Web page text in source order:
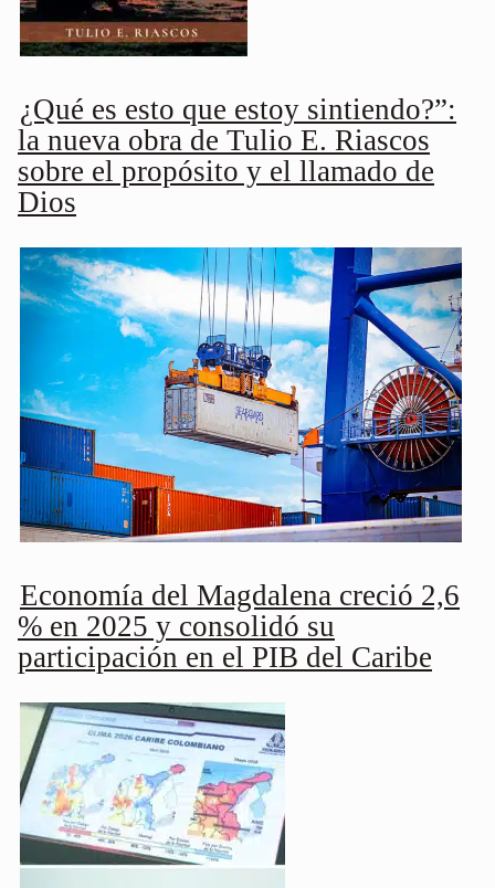
¿Qué es esto que estoy sintiendo?”:
la nueva obra de Tulio E. Riascos
sobre el propósito y el llamado de
Dios
Economía del Magdalena creció 2,6
% en 2025 y consolidó su
participación en el PIB del Caribe